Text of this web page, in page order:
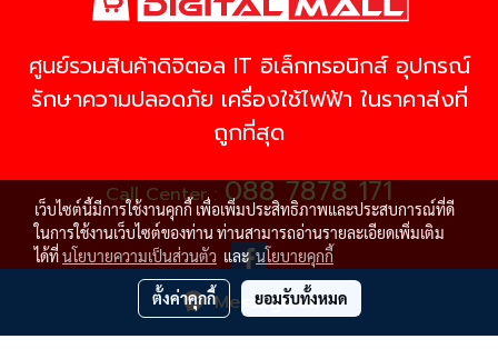
Message Us
ศูนย์รวมสินค้าดิจิตอล IT อิเล็กทรอนิกส์ อุปกรณ์
รักษาความปลอดภัย เครื่องใช้ไฟฟ้า ในราคาส่งที่
ถูกที่สุด
Call Center : 088 7878 171
เว็บไซต์นี้มีการใช้งานคุกกี้ เพื่อเพิ่มประสิทธิภาพและประสบการณ์ที่ดี
ในการใช้งานเว็บไซต์ของท่าน ท่านสามารถอ่านรายละเอียดเพิ่มเติม
ได้ที่นโยบายความเป็นส่วนตัว และนโยบายคุกกี้
ตั้งค่าคุกกี้ ยอมรับทั้งหมด